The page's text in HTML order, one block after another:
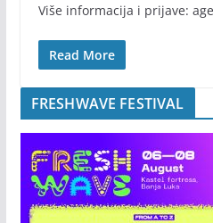
Više informacija i prijave:
Read More
FRESHWAVE FESTIVAL